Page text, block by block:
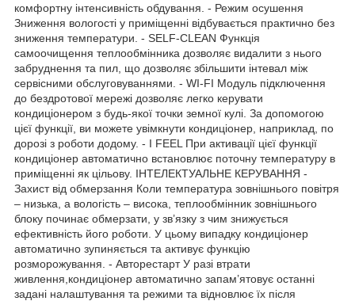
комфортну інтенсивність обдування. - Режим осушення
Зниження вологості у приміщенні відбувається практично без
зниження температури. - SELF-CLEAN Функція
самоочищення теплообмінника дозволяє видалити з нього
забруднення та пил, що дозволяє збільшити інтевал між
сервісними обслуговуваннями. - WI-FI Модуль підключення
до бездротової мережі дозволяє легко керувати
кондиціонером з будь-якої точки земної кулі. За допомогою
цієї функції, ви можете увімкнути кондиціонер, наприклад, по
дорозі з роботи додому. - I FEEL При активації цієї функції
кондиціонер автоматично встановлює поточну температуру в
приміщенні як цільову. ІНТЕЛЕКТУАЛЬНЕ КЕРУВАННЯ -
Захист від обмерзання Коли температура зовнішнього повітря
– низька, а вологість – висока, теплообмінник зовнішнього
блоку починає обмерзати, у зв’язку з чим знижується
ефективність його роботи. У цьому випадку кондиціонер
автоматично зупиняється та активує функцію
розморожування. - Авторестарт У разі втрати
живлення,кондиціонер автоматично запам’ятовує останні
задані налаштування та режими та відновлює їх після